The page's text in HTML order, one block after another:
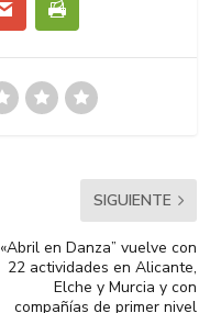
SIGUIENTE
«Abril en Danza” vuelve con
22 actividades en Alicante,
Elche y Murcia y con
compañías de primer nivel